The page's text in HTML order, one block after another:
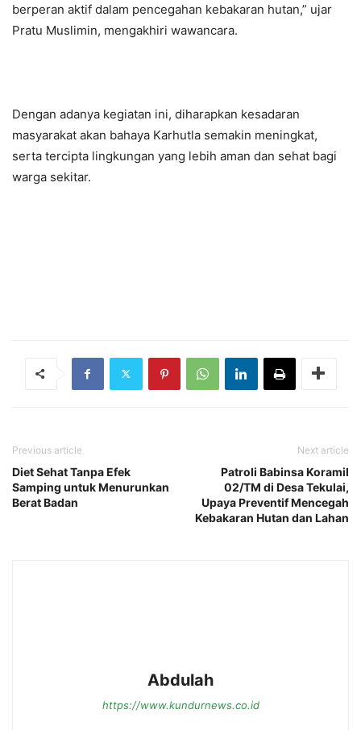
berperan aktif dalam pencegahan kebakaran hutan,” ujar
Pratu Muslimin, mengakhiri wawancara.
Dengan adanya kegiatan ini, diharapkan kesadaran
masyarakat akan bahaya Karhutla semakin meningkat,
serta tercipta lingkungan yang lebih aman dan sehat bagi
warga sekitar.
Previous article
Diet Sehat Tanpa Efek
Samping untuk Menurunkan
Berat Badan
Next article
Patroli Babinsa Koramil
02/TM di Desa Tekulai,
Upaya Preventif Mencegah
Kebakaran Hutan dan Lahan
Abdulah
https://www.kundurnews.co.id